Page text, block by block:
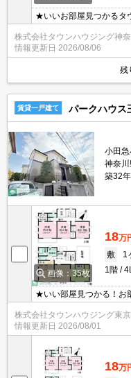
★いいお部屋見つかるタ
ご相談ください♪★
株式会社タウンハウジング神
情報更新日 2026/08/06
残
賃貸一戸建て パークハウス
小田
神奈
築32年
画像：35枚
18万
敷
1
1階
★いい部屋見つかる！お
株式会社タウンハウジング東
情報更新日 2026/08/01
18万